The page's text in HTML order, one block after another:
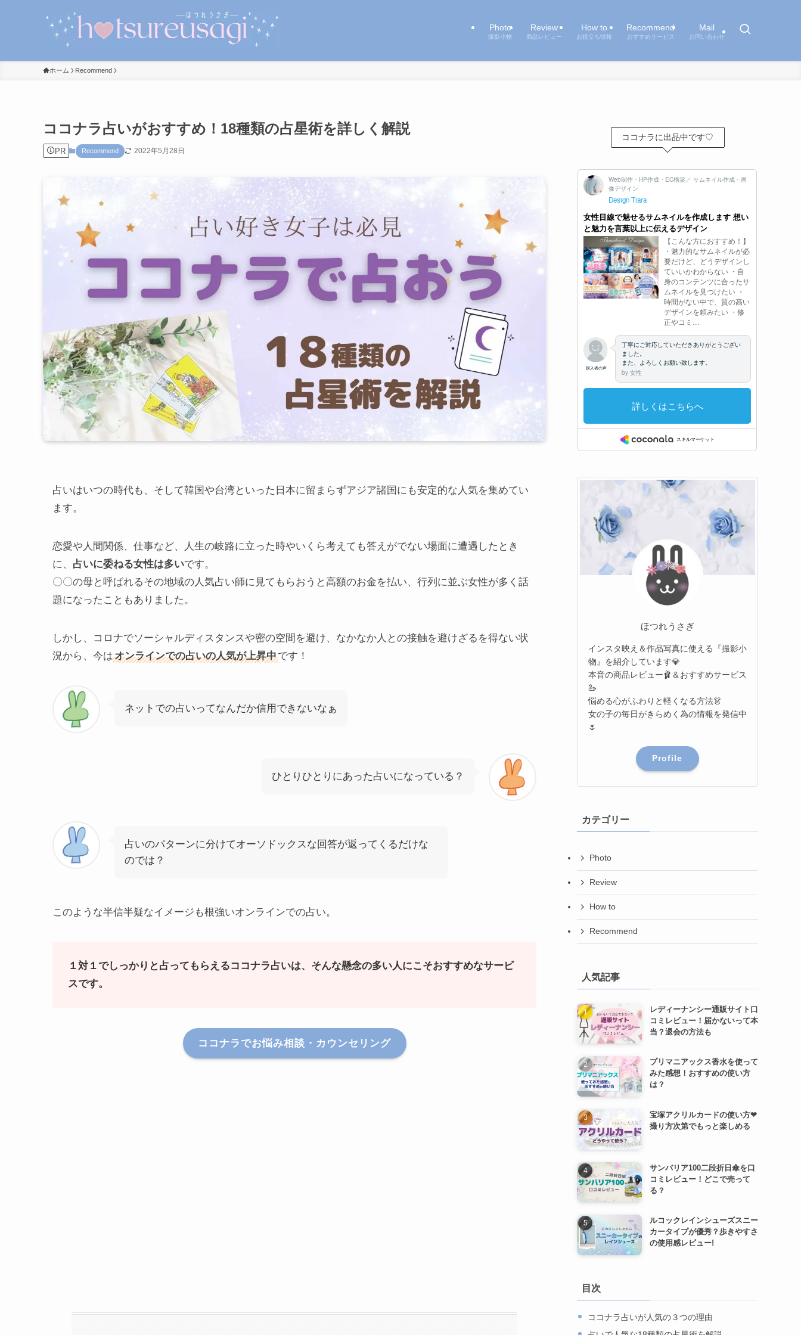
Photo
撮影小物
Review
商品レビュー
How to
お役立ち情報
Recommend
おすすめサービス
Mail
お問い合わせ
ホーム Recommend
ココナラ占いがおすすめ！18種類の占星術を詳しく解説
PR Recommend 2022年5月28日
占いはいつの時代も、そして韓国や台湾といった日本に留まらずアジア諸国にも安定的な人気を集めてい
ます。
恋愛や人間関係、仕事など、人生の岐路に立った時やいくら考えても答えがでない場面に遭遇したとき
に、 占いに委ねる女性は多いです。
〇〇の母と呼ばれるその地域の人気占い師に見てもらおうと高額のお金を払い、行列に並ぶ女性が多く話
題になったこともありました。
しかし、コロナでソーシャルディスタンスや密の空間を避け、なかなか人との接触を避けざるを得ない状
況から、今はオンラインでの占いの人気が上昇中です！
ネットでの占いってなんだか信用できないなぁ
ひとりひとりにあった占いになっている？
占いのパターンに分けてオーソドックスな回答が返ってくるだけな
のでは？
このような半信半疑なイメージも根強いオンラインでの占い。
１対１でしっかりと占ってもらえるココナラ占いは、そんな懸念の多い人にこそおすすめなサービ
スです。
ココナラでお悩み相談・カウンセリング
ココナラに出品中です♡
ほつれうさぎ
インスタ映え＆作品写真に使える『撮影小
物』を紹介しています💎
本音の商品レビュー🩰＆おすすめサービス
🦢
悩める心がふわりと軽くなる方法👗
女の子の毎日がきらめく為の情報を発信中
🌷
Profile
カテゴリー
Photo
Review
How to
Recommend
人気記事
レディーナンシー通販サイト口
コミレビュー！届かないって本
当？退会の方法も
プリマニアックス香水を使って
みた感想！おすすめの使い方
は？
宝塚アクリルカードの使い方❤︎
撮り方次第でもっと楽しめる
サンバリア100二段折日傘を口
コミレビュー！どこで売って
る？
ルコックレインシューズスニー
カータイプが優秀？歩きやすさ
の使用感レビュー!
目次
ココナラ占いが人気の３つの理由